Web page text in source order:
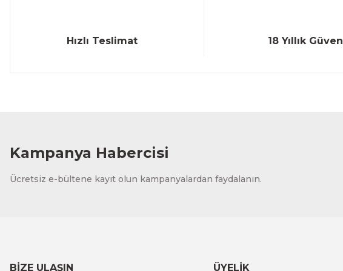
Hızlı Teslimat 18 Yıllık Güven
Kampanya Habercisi
Ücretsiz e-bültene kayıt olun kampanyalardan faydalanın.
BİZE ULAŞIN ÜYELİK